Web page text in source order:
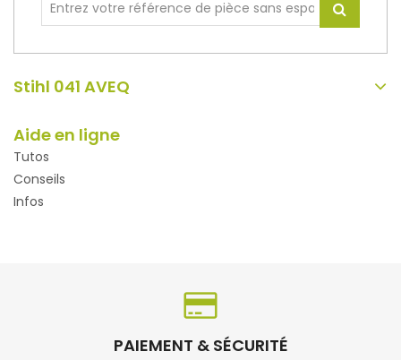
Stihl 041 AVEQ
Aide en ligne
Tutos
Conseils
Infos
PAIEMENT & SÉCURITÉ